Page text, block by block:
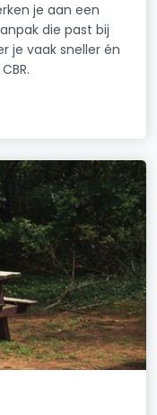
je aan een
die past bij
je vaak sneller én